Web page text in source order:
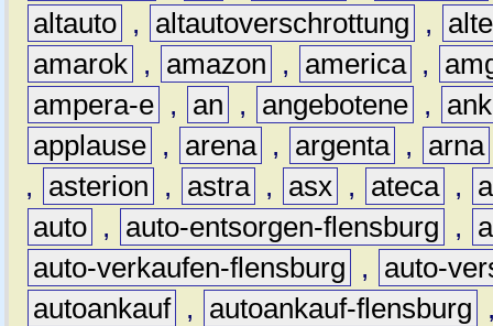
altauto , altautoverschrottung ,
amarok , amazon , america ,
ampera-e , an , angebotene ,
applause , arena , argenta , arna
,
asterion , astra , asx , ateca ,
auto , auto-entsorgen-flensburg ,
auto-verkaufen-flensburg
,
auto-
autoankauf , autoankauf-flensburg